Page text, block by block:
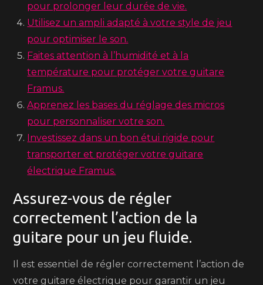
pour prolonger leur durée de vie.
Utilisez un ampli adapté à votre style de jeu
pour optimiser le son.
Faites attention à l’humidité et à la
température pour protéger votre guitare
Framus.
Apprenez les bases du réglage des micros
pour personnaliser votre son.
Investissez dans un bon étui rigide pour
transporter et protéger votre guitare
électrique Framus.
Assurez-vous de régler
correctement l’action de la
guitare pour un jeu fluide.
Il est essentiel de régler correctement l’action de
votre guitare électrique pour garantir un jeu